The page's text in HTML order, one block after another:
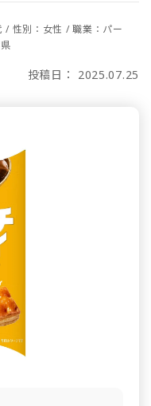
/ 性別：女性 / 職業：パー
投稿日： 2025.07.25